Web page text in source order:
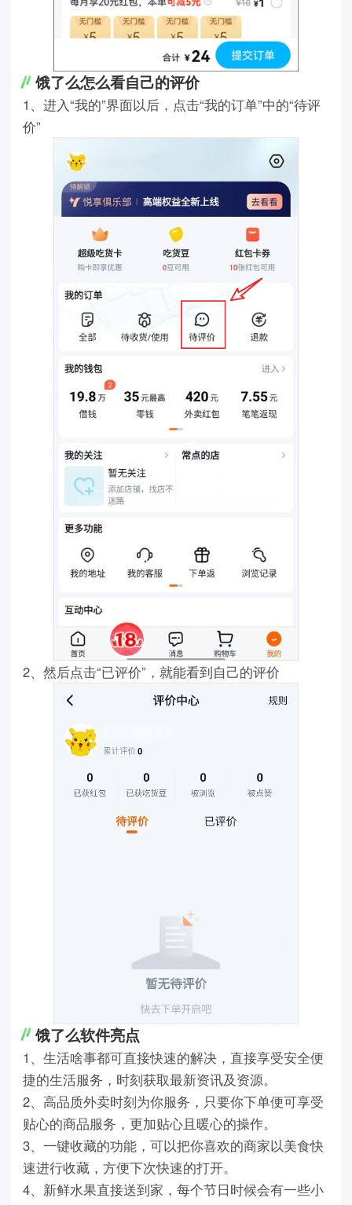
饿了么怎么看自己的评价
1、进入“我的”界面以后，点击“我的订单”中的“待评
价”
2、然后点击“已评价”，就能看到自己的评价
饿了么软件亮点
1、生活啥事都可直接快速的解决，直接享受安全便
捷的生活服务，时刻获取最新资讯及资源。
2、高品质外卖时刻为你服务，只要你下单便可享受
贴心的商品服务，更加贴心且暖心的操作。
3、一键收藏的功能，可以把你喜欢的商家以美食快
速进行收藏，方便下次快速的打开。
4、新鲜水果直接送到家，每个节日时候会有一些小